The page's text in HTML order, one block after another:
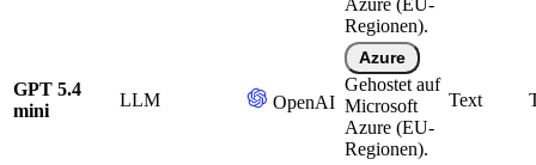
Regionen).
GPT 5.4
mini
LLM OpenAI
Azure
Gehostet auf
Microsoft
Azure (EU-
Regionen).
Text